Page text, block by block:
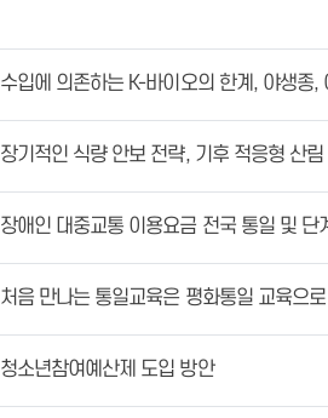
수입에 의존하는 K-바이오의 한계, 야생종
장기적인 식량 안보 전략, 기후 적응형 산
장애인 대중교통 이용요금 전국 통일 및 단
처음 만나는 통일교육은 평화통일 교육으로
청소년참여예산제 도입 방안